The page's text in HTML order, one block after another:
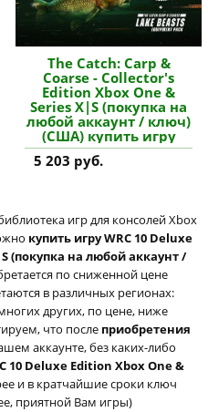
The Catch: Carp &
Coarse - Collector's
Edition Xbox One &
Series X|S (покупка на
любой аккаунт / ключ)
(США) купить игру
5 203 руб.
игр для консолей Xbox
купить игру WRC 10 Deluxe
(покупка на любой аккаунт /
по сниженной цене
в различных регионах:
других, по цене, ниже
что после приобретения
аккаунте, без каких-либо
10 Deluxe Edition Xbox One &
и в кратчайшие сроки ключ
приятной Вам игры)